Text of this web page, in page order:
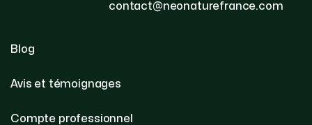
contact@neonaturefrance.com
Blog
Avis et témoignages
Compte professionnel